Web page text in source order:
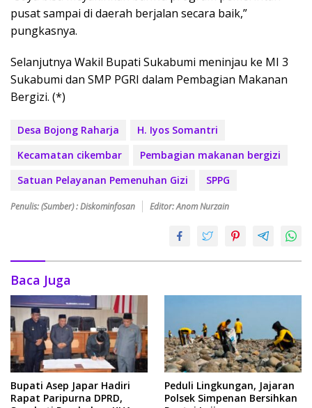
pusat sampai di daerah berjalan secara baik,”
pungkasnya.
Selanjutnya Wakil Bupati Sukabumi meninjau ke MI 3
Sukabumi dan SMP PGRI dalam Pembagian Makanan
Bergizi. (*)
Desa Bojong Raharja
H. Iyos Somantri
Kecamatan cikembar
Pembagian makanan bergizi
Satuan Pelayanan Pemenuhan Gizi
SPPG
Penulis: (Sumber) : Diskominfosan Editor: Anom Nurzain
Baca Juga
Bupati Asep Japar Hadiri
Rapat Paripurna DPRD,
Peduli Lingkungan, Jajaran
Polsek Simpenan Bersihkan